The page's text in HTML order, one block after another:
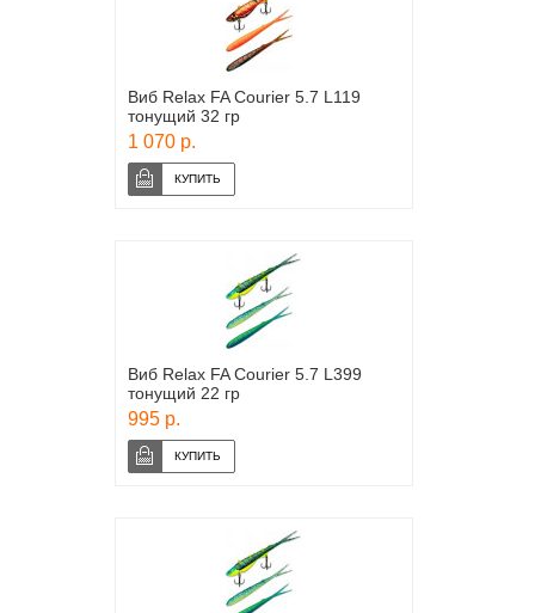
Виб Relax FA Courier 5.7 L119
тонущий 32 гр
1 070 р.
Виб Relax FA Courier 5.7 L399
тонущий 22 гр
995 р.